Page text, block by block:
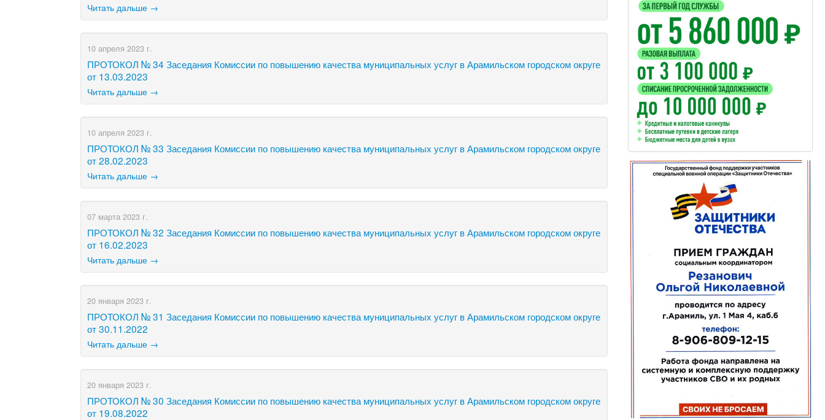
Читать дальше →
10 апреля 2023 г.
ПРОТОКОЛ № 34 Заседания Комиссии по повышению качества муниципальных услуг в Арамильском городском округе
от 13.03.2023
Читать дальше →
10 апреля 2023 г.
ПРОТОКОЛ № 33 Заседания Комиссии по повышению качества муниципальных услуг в Арамильском городском округе
от 28.02.2023
Читать дальше →
07 марта 2023 г.
ПРОТОКОЛ № 32 Заседания Комиссии по повышению качества муниципальных услуг в Арамильском городском округе
от 16.02.2023
Читать дальше →
20 января 2023 г.
ПРОТОКОЛ № 31 Заседания Комиссии по повышению качества муниципальных услуг в Арамильском городском округе
от 30.11.2022
Читать дальше →
20 января 2023 г.
ПРОТОКОЛ № 30 Заседания Комиссии по повышению качества муниципальных услуг в Арамильском городском округе
от 19.08.2022